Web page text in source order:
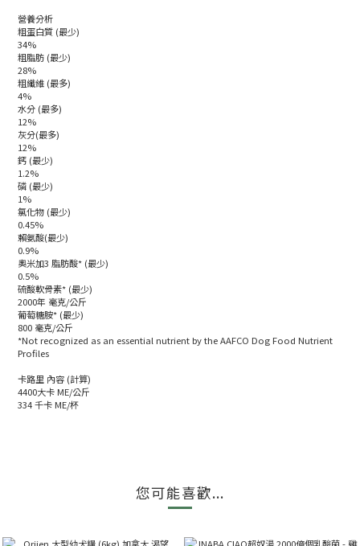
營養分析
粗蛋白質 (最少)
34%
粗脂肪 (最少)
28%
粗纖維 (最多)
4%
水分 (最多)
12%
灰分(最多)
12%
鈣 (最少)
1.2%
磷 (最少)
1%
氯化物 (最少)
0.45%
賴氨酸(最少)
0.9%
奧米加3 脂肪酸* (最少)
0.5%
硫酸軟骨素* (最少)
2000年 毫克/公斤
葡萄糖胺* (最少)
800 毫克/公斤
*Not recognized as an essential nutrient by the AAFCO Dog Food Nutrient
Profiles
卡路里 內容 (計算)
4400大卡 ME/公斤
334 千卡 ME/杯
您可能喜歡...